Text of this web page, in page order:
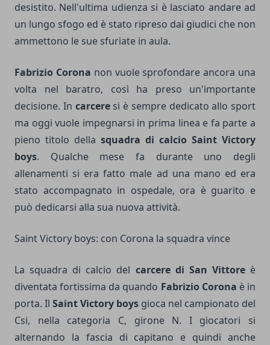
desistito. Nell'ultima udienza si è lasciato andare ad
un lungo sfogo ed è stato ripreso dai giudici che non
ammettono le sue sfuriate in aula.
Fabrizio Corona non vuole sprofondare ancora una
volta nel baratro, così ha preso un'importante
decisione. In carceresi è sempre dedicato allo sport
ma oggi vuole impegnarsi in prima linea e fa parte a
pieno titolo della squadra di calcio Saint Victory
boys. Qualche mese fa durante uno degli
allenamenti si era fatto male ad una mano ed era
stato accompagnato in ospedale, ora è guarito e
può dedicarsi alla sua nuova attività.
Saint Victory boys: con Corona la squadra vince
La squadra di calcio del carcere di San Vittoreè
diventata fortissima da quando Fabrizio Corona è in
porta. Il Saint Victory boys gioca nel campionato del
Csi, nella categoria C, girone N. I giocatori si
alternando la fascia di capitano e quindi anche